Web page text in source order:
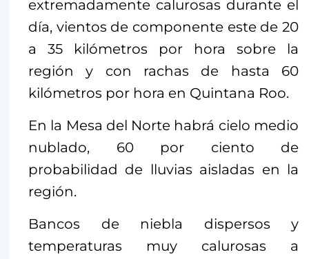
extremadamente calurosas durante el
día, vientos de componente este de 20
a 35 kilómetros por hora sobre la
región y con rachas de hasta 60
kilómetros por hora en Quintana Roo.
En la Mesa del Norte habrá cielo medio
nublado, 60 por ciento de
probabilidad de lluvias aisladas en la
región.
Bancos de niebla dispersos y
temperaturas muy calurosas a